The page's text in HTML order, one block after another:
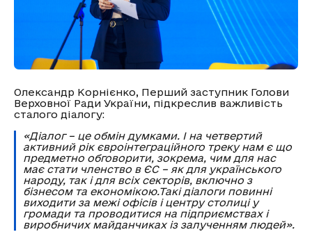
Олександр Корнієнко, Перший заступник Голови
Верховної Ради України, підкреслив важливість
сталого діалогу:
«Діалог – це обмін думками. І на четвертий
активний рік євроінтеграційного треку нам є що
предметно обговорити, зокрема, чим для нас
має стати членство в ЄС – як для українського
народу, так і для всіх секторів, включно з
бізнесом та економікою.Такі діалоги повинні
виходити за межі офісів і центру столиці у
громади та проводитися на підприємствах і
виробничих майданчиках із залученням людей».